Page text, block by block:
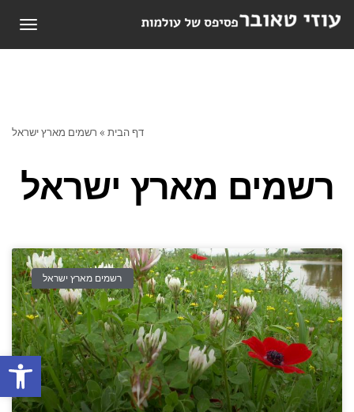
פתח
דף הבית » רשמים מארץ ישראל
רשמים מארץ ישראל
רשמים מארץ ישראל